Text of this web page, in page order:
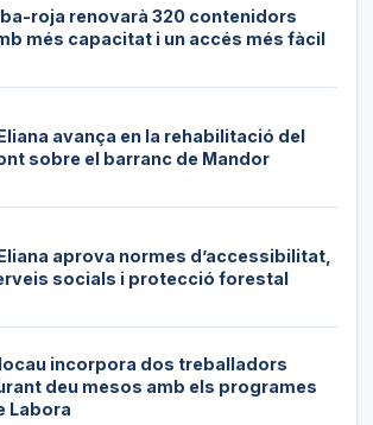
roja renovarà 320 contenidors
més capacitat i un accés més fàcil
avança en la rehabilitació del
sobre el barranc de Mandor
aprova normes d’accessibilitat,
socials i protecció forestal
incorpora dos treballadors
deu mesos amb els programes
Labora